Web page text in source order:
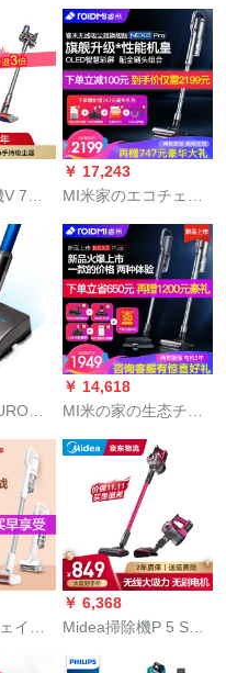
掃除
式工
用の
のプ
-掃除
髪吸引ダニ無線ペジ
ット家庭用S 6シリー
ズベル-アト急速充電
V 7
ルル
除ペ
ステ
￥ 17,243
MI米家のエコチェイ
型大電力掃除ダニ吸
湿除去機2つをミニ
NEX 2 proで吸引一体
機を誘致する【深空
灰】
）T
除机の
てい
部品
￥ 14,618
MI米の家の生态チェ
レンの叡米扫除机Nex
2 plus无线の家庭用手
持ち型の大きな电力
はダニを除いて吸い
込みます。拭いてく
ださい。三位一体の
无线の扫除机の深い
空のほうを引っ张り
ます。
イサ
￥ 6,368
Midea掃除機P 5 Sワ